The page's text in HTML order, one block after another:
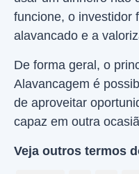
funcione, o investidor
alavancado e a
De forma geral, o
Alavancagem é
de aproveitar
capaz em outra
Veja outros termos